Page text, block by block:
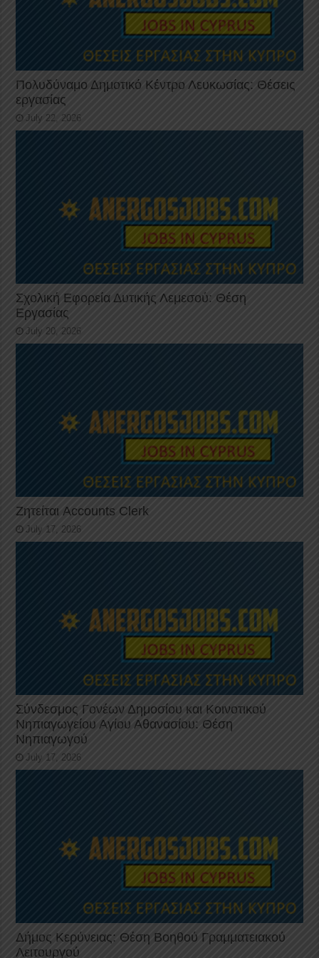
Πολυδύναμο Δημοτικό Κέντρο Λευκωσίας: Θέσεις
εργασίας
July 22, 2026
Σχολική Εφορεία Δυτικής Λεμεσού: Θέση
Εργασίας
July 20, 2026
Ζητείται Accounts Clerk
July 17, 2026
Σύνδεσμος Γονέων Δημοσίου και Κοινοτικού
Νηπιαγωγείου Αγίου Αθανασίου: Θέση
Νηπιαγωγού
July 17, 2026
Δήμος Κερύνειας: Θέση Βοηθού Γραμματειακού
Λειτουργού